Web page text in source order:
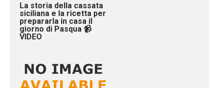
La storia della cassata
siciliana e la ricetta per
prepararla in casa il
giorno di Pasqua 📹
VIDEO